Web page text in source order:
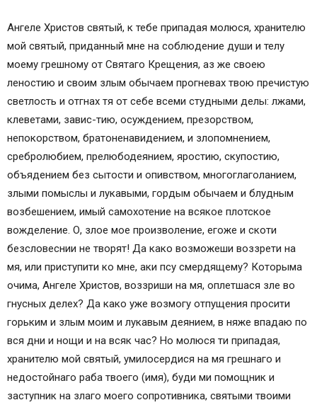
Молитва 6-я
Молитва 7-я святого Иоанна Златоуста (24
молитвы, по числу часов дня и ночи)
Молитва 8-я, ко Господу нашему Иисусу Христу
Молитва 9-я, ко Пресвятой Богородице, Петра
Студийского
Молитва 10-я, ко Пресвятой Богородице
Молитва 11-я, ко святому Ангелу хранителю
Кондак Пресвятой Богородице
Молитва святого Иоанникия
Молитва святого Иоанна Дамаскина
Честному Кресту
Молитва Честному Кресту (краткая)
Ослабь, отпусти, прости…
Ненавидящих и обижающих нас прости…
Повседневное исповедание грехов
Перед отходом ко сну
Молитва Ангелу-хранителю на каждый день
Молитва Ангелу-хранителю на все случаи жизни
Молитва Ангелу-хранителю о помощи
Молитва Ангелу-хранителю о помощи в делах
Ангеле Христов святый, к тебе припадая молюся, хранителю
мой святый, приданный мне на соблюдение души и телу
моему грешному от Святаго Крещения, аз же своею
леностию и своим злым обычаем прогневах твою пречистую
светлость и отгнах тя от себе всеми студными делы: лжами,
клеветами, завис-тию, осуждением, презорством,
непокорством, братоненавидением, и злопомнением,
сребролюбием, прелюбодеянием, яростию, скупостию,
объядением без сытости и опивством, многоглаголанием,
злыми помыслы и лукавыми, гордым обычаем и блудным
возбешением, имый самохотение на всякое плотское
вожделение. О, злое мое произволение, егоже и скоти
безсловеснии не творят! Да како возможеши воззрети на
мя, или приступити ко мне, аки псу смердящему? Которыма
очима, Ангеле Христов, воззриши на мя, оплетшася зле во
гнусных делех? Да како уже возмогу отпущения просити
горьким и злым моим и лукавым деянием, в няже впадаю по
вся дни и нощи и на всяк час? Но молюся ти припадая,
хранителю мой святый, умилосердися на мя грешнаго и
недостойнаго раба твоего (имя), буди ми помощник и
заступник на злаго моего сопротивника, святыми твоими